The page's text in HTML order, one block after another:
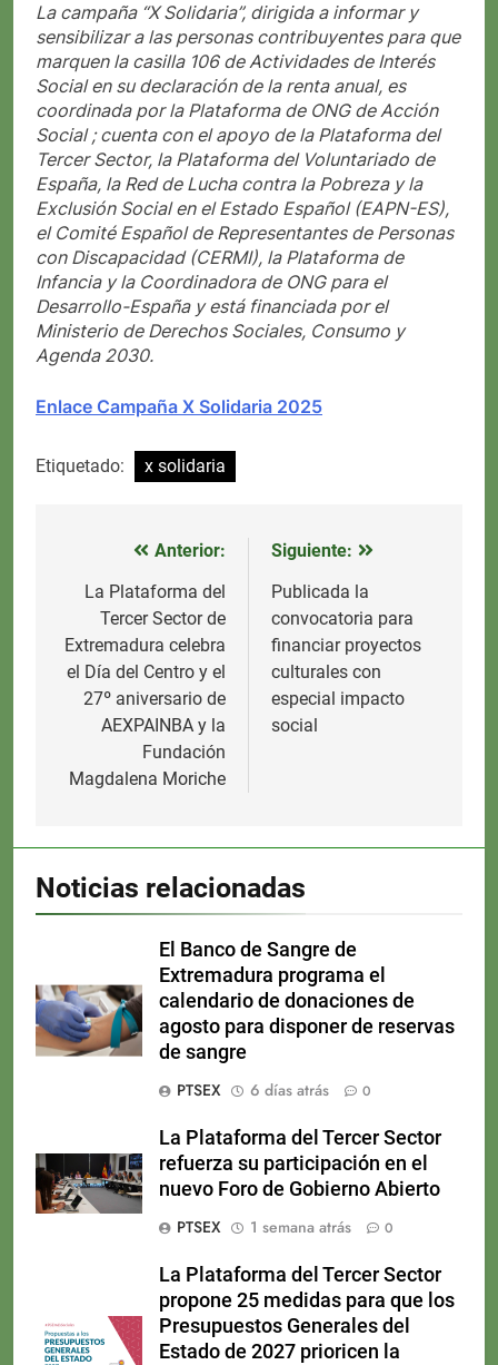
La campaña “X Solidaria”, dirigida a informar y
sensibilizar a las personas contribuyentes para que
marquen la casilla 106 de Actividades de Interés
Social en su declaración de la renta anual, es
coordinada por la Plataforma de ONG de Acción
Social ; cuenta con el apoyo de la Plataforma del
Tercer Sector, la Plataforma del Voluntariado de
España, la Red de Lucha contra la Pobreza y la
Exclusión Social en el Estado Español (EAPN-ES),
el Comité Español de Representantes de Personas
con Discapacidad (CERMI), la Plataforma de
Infancia y la Coordinadora de ONG para el
Desarrollo-España y está financiada por el
Ministerio de Derechos Sociales, Consumo y
Agenda 2030.
Enlace Campaña X Solidaria 2025
Etiquetado: x solidaria
Navegación
de
entradas
Anterior:
La Plataforma del
Tercer Sector de
Extremadura celebra
el Día del Centro y el
27º aniversario de
AEXPAINBA y la
Fundación
Magdalena Moriche
Siguiente:
Publicada la
convocatoria para
financiar proyectos
culturales con
especial impacto
social
Noticias relacionadas
El Banco de Sangre de
Extremadura programa el
calendario de donaciones de
agosto para disponer de reservas
de sangre
PTSEX
6 días atrás 0
La Plataforma del Tercer Sector
refuerza su participación en el
nuevo Foro de Gobierno Abierto
PTSEX
1 semana atrás 0
La Plataforma del Tercer Sector
propone 25 medidas para que los
Presupuestos Generales del
Estado de 2027 prioricen la